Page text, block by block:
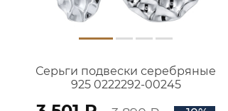
Серьги подвески серебряные
925 0222292-00245